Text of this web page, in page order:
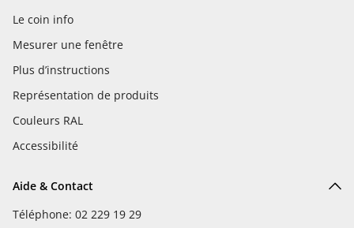
Le coin info
Mesurer une fenêtre
Plus d’instructions
Représentation de produits
Couleurs RAL
Accessibilité
Aide & Contact
Téléphone: 02 229 19 29